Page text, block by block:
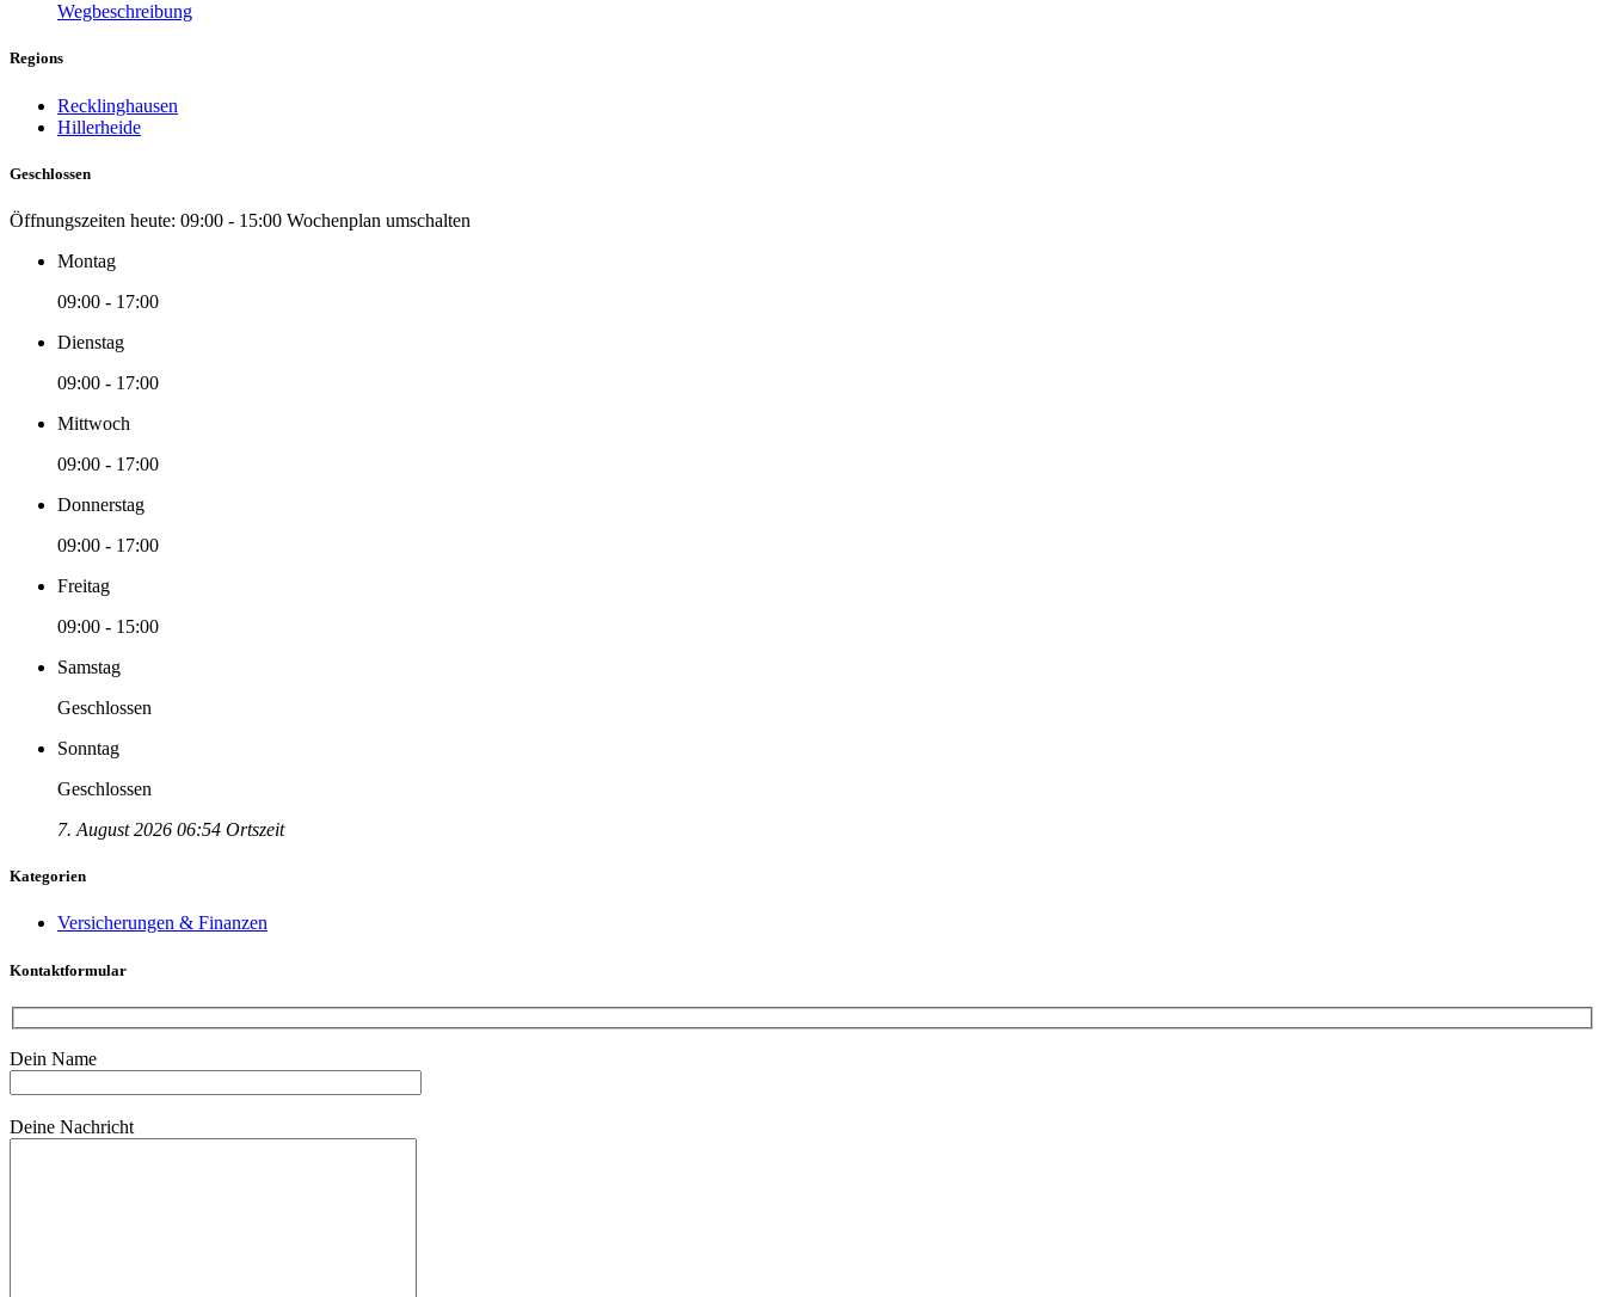
Wegbeschreibung
Regions
Recklinghausen
Hillerheide
Geschlossen
Öffnungszeiten heute: 09:00 - 15:00 Wochenplan umschalten
Montag
09:00 - 17:00
Dienstag
09:00 - 17:00
Mittwoch
09:00 - 17:00
Donnerstag
09:00 - 17:00
Freitag
09:00 - 15:00
Samstag
Geschlossen
Sonntag
Geschlossen
7. August 2026 06:54 Ortszeit
Kategorien
Versicherungen & Finanzen
Kontaktformular
Dein Name
Deine Nachricht